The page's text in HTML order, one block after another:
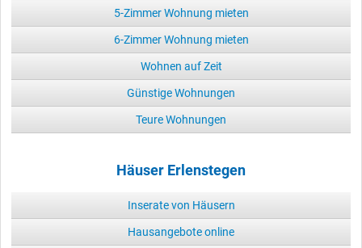
5-Zimmer Wohnung mieten
6-Zimmer Wohnung mieten
Wohnen auf Zeit
Günstige Wohnungen
Teure Wohnungen
Häuser Erlenstegen
Inserate von Häusern
Hausangebote online